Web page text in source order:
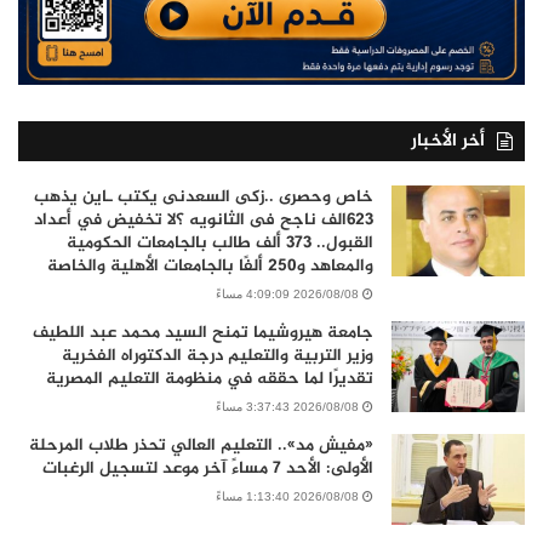
أخر الأخبار
خاص وحصرى ..زكى السعدنى يكتب ـاين يذهب
٦٢٣الف ناجح فى الثانويه ؟لا تخفيض في أعداد
القبول.. 373 ألف طالب بالجامعات الحكومية
والمعاهد و250 ألفًا بالجامعات الأهلية والخاصة
2026/08/08 4:09:09 مساءً
جامعة هيروشيما تمنح السيد محمد عبد اللطيف
وزير التربية والتعليم درجة الدكتوراه الفخرية
تقديرًا لما حققه في منظومة التعليم المصرية
2026/08/08 3:37:43 مساءً
«مفيش مد».. التعليم العالي تحذر طلاب المرحلة
الأولى: الأحد 7 مساءً آخر موعد لتسجيل الرغبات
2026/08/08 1:13:40 مساءً